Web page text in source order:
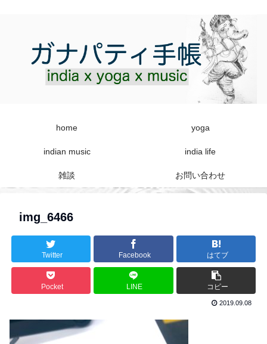
home yoga
indian music india life
雑談 お問い合わせ
img_6466
Twitter Facebook はてブ
Pocket LINE コピー
2019.09.08